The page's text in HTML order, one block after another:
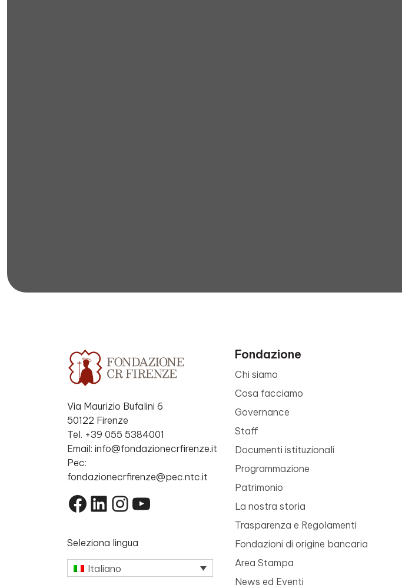
Via Maurizio Bufalini 6
50122 Firenze
Tel. +39 055 5384001
Email: info@fondazionecrfirenze.it
Pec:
fondazionecrfirenze@pec.ntc.it
Facebook
LinkedIn
Instagram
YouTube
Seleziona lingua
Italiano
Fondazione
Chi siamo
Cosa facciamo
Governance
Staff
Documenti istituzionali
Programmazione
Patrimonio
La nostra storia
Trasparenza e Regolamenti
Fondazioni di origine bancaria
Area Stampa
News ed Eventi